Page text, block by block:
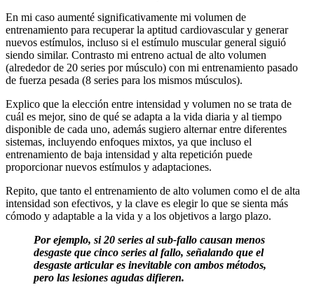
En mi caso aumenté significativamente mi volumen de
entrenamiento para recuperar la aptitud cardiovascular y generar
nuevos estímulos, incluso si el estímulo muscular general siguió
siendo similar. Contrasto mi entreno actual de alto volumen
(alrededor de 20 series por músculo) con mi entrenamiento pasado
de fuerza pesada (8 series para los mismos músculos).
Explico que la elección entre intensidad y volumen no se trata de
cuál es mejor, sino de qué se adapta a la vida diaria y al tiempo
disponible de cada uno, además sugiero alternar entre diferentes
sistemas, incluyendo enfoques mixtos, ya que incluso el
entrenamiento de baja intensidad y alta repetición puede
proporcionar nuevos estímulos y adaptaciones.
Repito, que tanto el entrenamiento de alto volumen como el de alta
intensidad son efectivos, y la clave es elegir lo que se sienta más
cómodo y adaptable a la vida y a los objetivos a largo plazo.
Por ejemplo, si 20 series al sub-fallo causan menos
desgaste que cinco series al fallo, señalando que el
desgaste articular es inevitable con ambos métodos,
pero las lesiones agudas difieren.